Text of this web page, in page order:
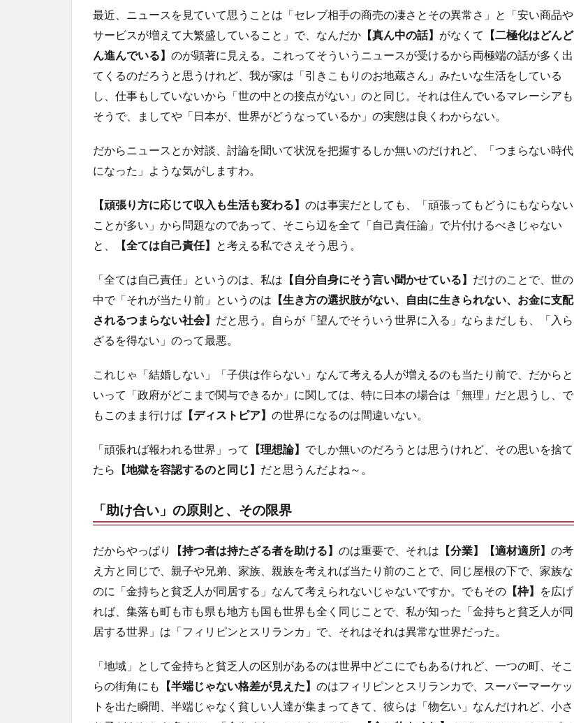
と、
その
限界
1.2
「平
民の
— 私
が挑
たい
1.3
造
と、
強者
の論
理
人の
行く
裏に
り花
の山
最近、ニュースを見ていて思うことは「セレブ相手の商売の凄さとその異常さ」と「安い商品や
サービスが増えて大繁盛していること」で、なんだか 【真ん中の話】 がなくて
【二極化はどんど
ん進んでいる】 のが顕著に見える。これってそういうニュースが受けるから両極端の話が多く出
てくるのだろうと思うけれど、我が家は「引きこもりのお地蔵さん」みたいな生活をしている
し、仕事もしていないから「世の中との接点がない」のと同じ。それは住んでいるマレーシアも
そうで、ましてや「日本が、世界がどうなっているか」の実態は良くわからない。
だからニュースとか対談、討論を聞いて状況を把握するしか無いのだけれど、「つまらない時代
になった」ような気がしますわ。
【頑張り方に応じて収入も生活も変わる】 のは事実だとしても、「頑張ってもどうにもならない
ことが多い」から問題なのであって、そこら辺を全て「自己責任論」で片付けるべきじゃない
と、
【全ては自己責任】 と考える私でさえそう思う。
「全ては自己責任」というのは、私は 【自分自身にそう言い聞かせている】 だけのことで、世の
中で「それが当たり前」というのは 【生き方の選択肢がない、自由に生きられない、お金に支配
されるつまらない社会】 だと思う。自らが「望んでそういう世界に入る」ならまだしも、「入ら
ざるを得ない」のって最悪。
これじゃ「結婚しない」「子供は作らない」なんて考える人が増えるのも当たり前で、だからと
いって「政府がどこまで関与できるか」に関しては、特に日本の場合は「無理」だと思うし、で
もこのまま行けば 【ディストピア】 の世界になるのは間違いない。
「頑張れば報われる世界」って 【理想論】 でしか無いのだろうとは思うけれど、その思いを捨て
たら
【地獄を容認するのと同じ】 だと思うんだよね～。
「助け合い」の原則と、その限界
だからやっぱり 【持つ者は持たざる者を助ける】 のは重要で、それは 【分業】【適材適所】 の考
え方と同じで、親子や兄弟、家族、親族を考えれば当たり前のことで、同じ屋根の下で、家族な
のに「金持ちと貧乏人が同居する」なんて考えられないじゃないですか。でもその 【枠】
を広げ
れば、集落も町も市も県も地方も国も世界も全く同じことで、私が知った「金持ちと貧乏人が同
居する世界」は「フィリピンとスリランカ」で、それはそれは異常な世界だった。
「地域」として金持ちと貧乏人の区別があるのは世界中どこにでもあるけれど、一つの町、そこ
らの街角にも
【半端じゃない格差が見えた】 のはフィリピンとスリランカで、スーパーマーケッ
トを出た瞬間、半端じゃなく貧しい人達が集まってきて、彼らは「物乞い」なんだけれど、小さ